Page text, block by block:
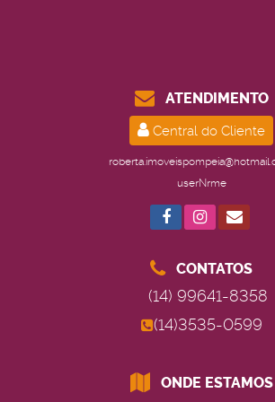
ATENDIMENTO
Central do Cliente
userNrme
CONTATOS
(14) 99641-8358
(14)3535-0599
ONDE ESTAMOS